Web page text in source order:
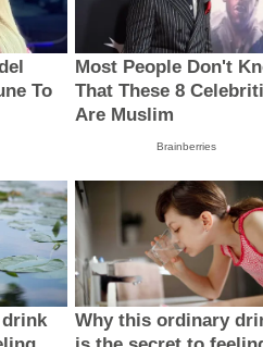
To
Most People Don't
That These 8
Are Muslim
Brainberries
Why this ordinary